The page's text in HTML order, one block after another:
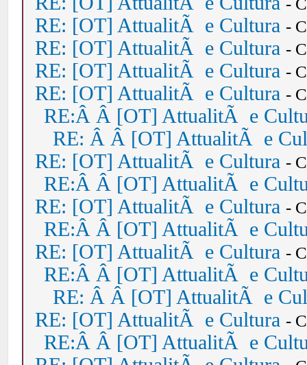
-
RE: [OT] AttualitÃ e Cultura -
RE: [OT] AttualitÃ e Cultura -
RE: [OT] AttualitÃ e Cultura -
RE: [OT] AttualitÃ e Cultura -
RE:Â Â [OT] AttualitÃ e
RE: Â Â [OT] AttualitÃ e
RE: [OT] AttualitÃ e Cultura -
RE:Â Â [OT] AttualitÃ e
RE: [OT] AttualitÃ e Cultura -
RE:Â Â [OT] AttualitÃ e
RE: [OT] AttualitÃ e Cultura -
RE:Â Â [OT] AttualitÃ e
RE: Â Â [OT] AttualitÃ e
RE: [OT] AttualitÃ e Cultura -
RE:Â Â [OT] AttualitÃ e